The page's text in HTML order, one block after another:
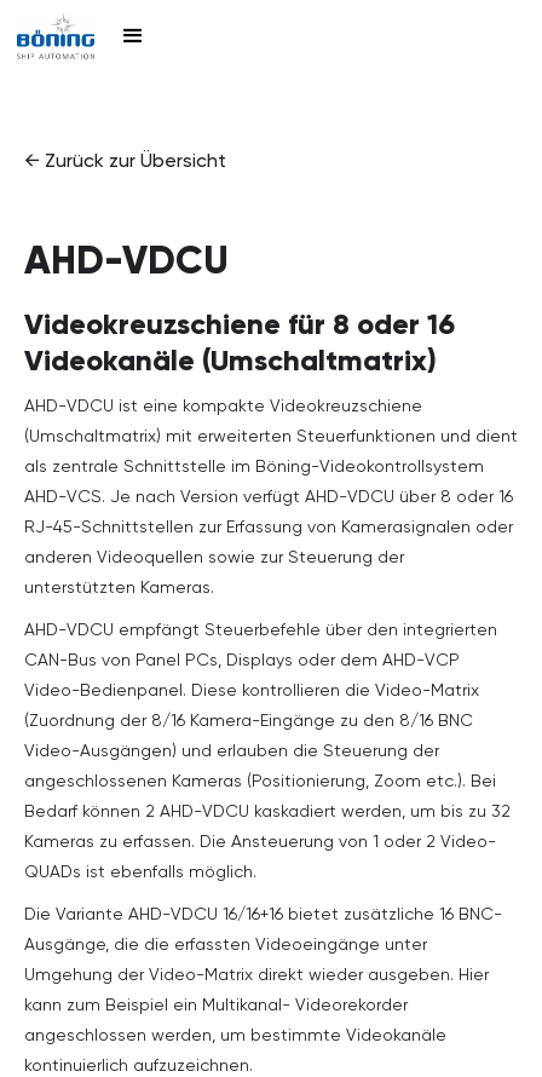
← Zurück zur Übersicht
AHD-VDCU
Videokreuzschiene für 8 oder 16
Videokanäle (Umschaltmatrix)
AHD-VDCU ist eine kompakte Videokreuzschiene
(Umschaltmatrix) mit erweiterten Steuerfunktionen und dient
als zentrale Schnittstelle im Böning-Videokontrollsystem
AHD-VCS. Je nach Version verfügt AHD-VDCU über 8 oder 16
RJ-45-Schnittstellen zur Erfassung von Kamerasignalen oder
anderen Videoquellen sowie zur Steuerung der
unterstützten Kameras.
AHD-VDCU empfängt Steuerbefehle über den integrierten
CAN-Bus von Panel PCs, Displays oder dem AHD-VCP
Video-Bedienpanel. Diese kontrollieren die Video-Matrix
(Zuordnung der 8/16 Kamera-Eingänge zu den 8/16 BNC
Video-Ausgängen) und erlauben die Steuerung der
angeschlossenen Kameras (Positionierung, Zoom etc.). Bei
Bedarf können 2 AHD-VDCU kaskadiert werden, um bis zu 32
Kameras zu erfassen. Die Ansteuerung von 1 oder 2 Video-
QUADs ist ebenfalls möglich.
Die Variante AHD-VDCU 16/16+16 bietet zusätzliche 16 BNC-
Ausgänge, die die erfassten Videoeingänge unter
Umgehung der Video-Matrix direkt wieder ausgeben. Hier
kann zum Beispiel ein Multikanal- Videorekorder
angeschlossen werden, um bestimmte Videokanäle
kontinuierlich aufzuzeichnen.